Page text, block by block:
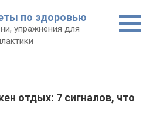
по здоровью
упражнения для
отдых: 7 сигналов, что